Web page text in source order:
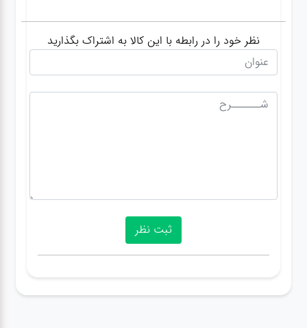
نظر خود را در رابطه با این کالا به اشتراک بگذارید